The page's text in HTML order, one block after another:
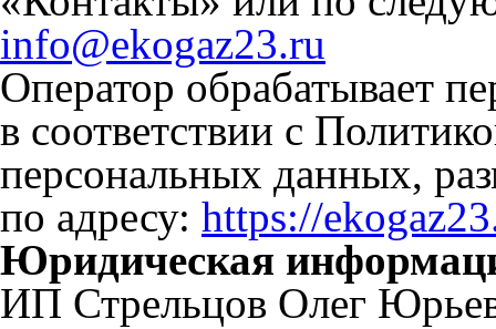
info@ekogaz23.ru
Оператор обрабатывает
в соответствии с
персональных данных,
по адресу: https://
Юридическая
ИП Стрельцов Олег